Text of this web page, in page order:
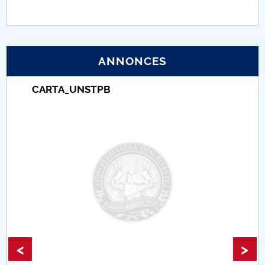
PNRR
Comisie de etica unversitară
Accesibilitate pentru studenții cu dizabilități
ANNONCES
CARTA_UNSTPB
< >